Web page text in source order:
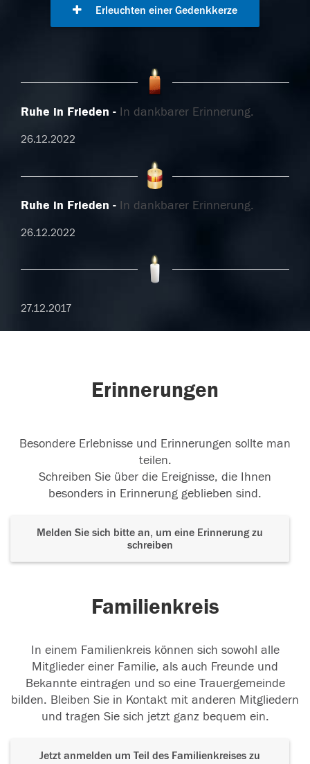
Erleuchten einer Gedenkkerze
Ruhe in Frieden In dankbarer Erinnerung.
26.12.2022
Ruhe in Frieden In dankbarer Erinnerung.
26.12.2022
27.12.2017
Erinnerungen
Besondere Erlebnisse und Erinnerungen sollte man
teilen.
Schreiben Sie über die Ereignisse, die Ihnen
besonders in Erinnerung geblieben sind.
Melden Sie sich bitte an, um eine Erinnerung zu
schreiben
Familienkreis
In einem Familienkreis können sich sowohl alle
Mitglieder einer Familie, als auch Freunde und
Bekannte eintragen und so eine Trauergemeinde
bilden. Bleiben Sie in Kontakt mit anderen Mitgliedern
und tragen Sie sich jetzt ganz bequem ein.
Jetzt anmelden um Teil des Familienkreises zu